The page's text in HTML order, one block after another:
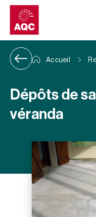
Panneau de gestion des
Accueil
Dépôts de
véranda